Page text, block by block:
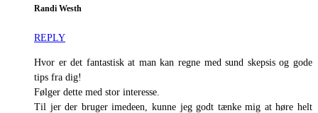
Randi Westh
REPLY
Hvor er det fantastisk at man kan regne med sund skepsis og gode
tips fra dig!
Følger dette med stor interesse.
Til jer der bruger imedeen, kunne jeg godt tænke mig at høre helt